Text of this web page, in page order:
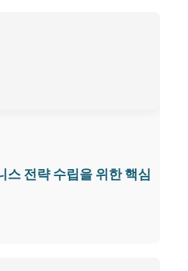
스 전략 수립을 위한 핵심